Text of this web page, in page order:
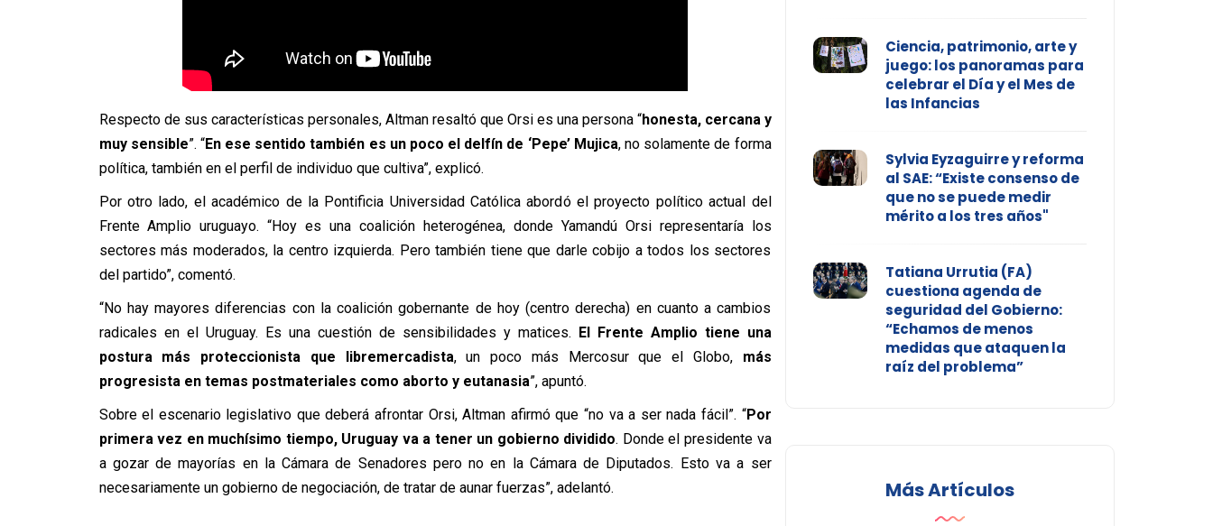
Respecto de sus características personales, Altman resaltó que Orsi es una persona “honesta, cercana y
muy sensible”. “En ese sentido también es un poco el delfín de ‘Pepe’ Mujica, no solamente de forma
política, también en el perfil de individuo que cultiva”, explicó.
Por otro lado, el académico de la Pontificia Universidad Católica abordó el proyecto político actual del
Frente Amplio uruguayo. “Hoy es una coalición heterogénea, donde Yamandú Orsi representaría los
sectores más moderados, la centro izquierda. Pero también tiene que darle cobijo a todos los sectores
del partido”, comentó.
“No hay mayores diferencias con la coalición gobernante de hoy (centro derecha) en cuanto a cambios
radicales en el Uruguay. Es una cuestión de sensibilidades y matices. El Frente Amplio tiene una
postura más proteccionista que libremercadista, un poco más Mercosur que el Globo,más
progresista en temas postmateriales como aborto y eutanasia”, apuntó.
Sobre el escenario legislativo que deberá afrontar Orsi, Altman afirmó que “no va a ser nada fácil”. “Por
primera vez en muchísimo tiempo, Uruguay va a tener un gobierno dividido. Donde el presidente va
a gozar de mayorías en la Cámara de Senadores pero no en la Cámara de Diputados. Esto va a ser
necesariamente un gobierno de negociación, de tratar de aunar fuerzas”, adelantó.
Ciencia, patrimonio, arte y
juego: los panoramas para
celebrar el Día y el Mes de
las Infancias
Sylvia Eyzaguirre y reforma
al SAE: “Existe consenso de
que no se puede medir
mérito a los tres años"
Tatiana Urrutia (FA)
cuestiona agenda de
seguridad del Gobierno:
“Echamos de menos
medidas que ataquen la
raíz del problema”
Más Artículos